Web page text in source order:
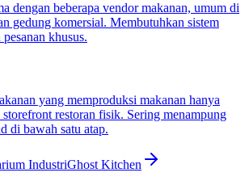
dengan beberapa vendor makanan, umum di
gedung komersial. Membutuhkan sistem
khusus.
yang memproduksi makanan hanya
restoran fisik. Sering menampung
di bawah satu atap.
IndustriGhost Kitchen